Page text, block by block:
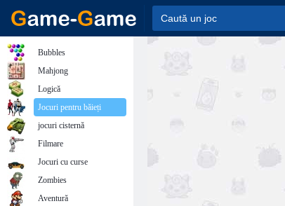
Bubbles
Mahjong
Logică
Jocuri pentru băieți
jocuri cisternă
Filmare
Jocuri cu curse
Zombies
Aventură